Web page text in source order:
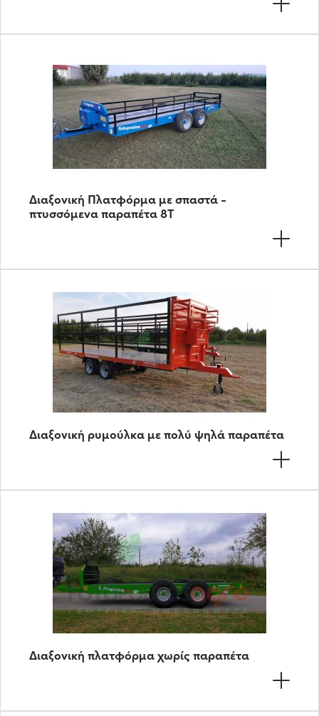
Διαξονική Πλατφόρμα με σπαστά -
πτυσσόμενα παραπέτα 8Τ
Διαξονική ρυμούλκα με πολύ ψηλά παραπέτα
Διαξονική πλατφόρμα χωρίς παραπέτα